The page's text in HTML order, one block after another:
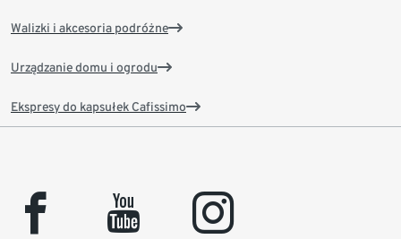
Walizki i akcesoria podróżne
Urządzanie domu i ogrodu
Ekspresy do kapsułek Cafissimo
facebook youtube instagram